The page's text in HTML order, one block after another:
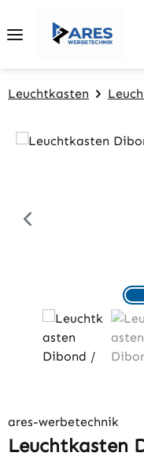
Leuchtkasten
Bildergalerie
ares-werbetechnik
Leuchtkasten